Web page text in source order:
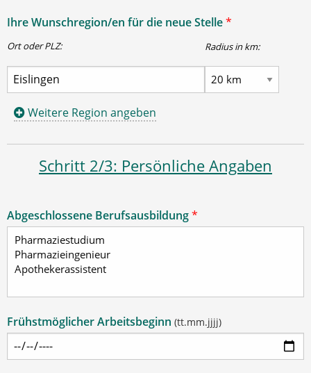
Ihre Wunschregion/en für die neue Stelle*
Ort oder PLZ: Radius in km:
Weitere Region angeben
Schritt 2/3: Persönliche Angaben
Abgeschlossene Berufsausbildung*
Frühstmöglicher Arbeitsbeginn (tt.mm.jjjj)